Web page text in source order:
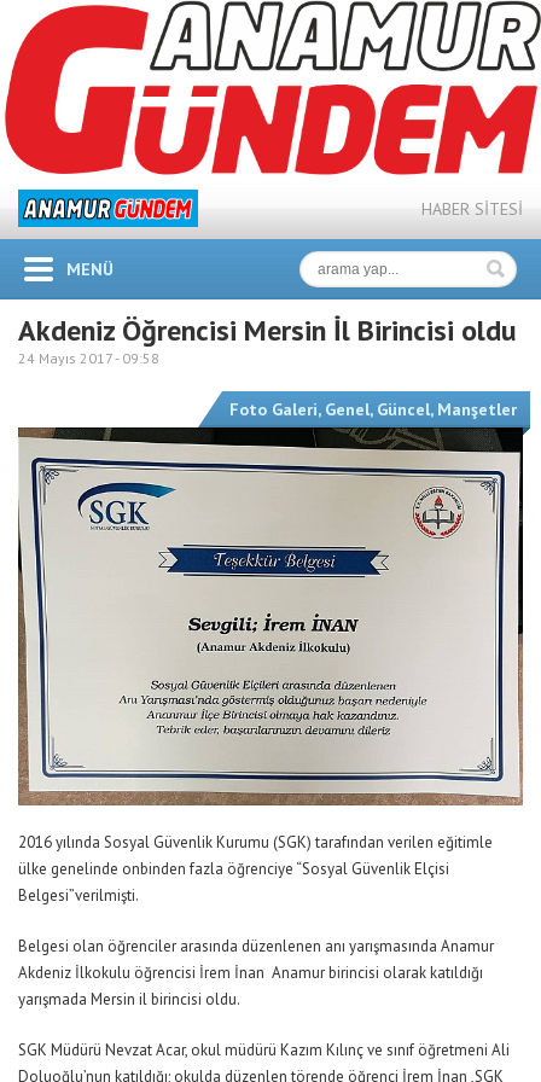
HABER SİTESİ
MENÜ
Akdeniz Öğrencisi Mersin İl Birincisi oldu
24 Mayıs 2017 - 09:58
Foto Galeri, Genel, Güncel, Manşetler
2016 yılında Sosyal Güvenlik Kurumu (SGK) tarafından verilen eğitimle
ülke genelinde onbinden fazla öğrenciye “Sosyal Güvenlik Elçisi
Belgesi”verilmişti.
Belgesi olan öğrenciler arasında düzenlenen anı yarışmasında Anamur
Akdeniz İlkokulu öğrencisi İrem İnan Anamur birincisi olarak katıldığı
yarışmada Mersin il birincisi oldu.
SGK Müdürü Nevzat Acar, okul müdürü Kazım Kılınç ve sınıf öğretmeni Ali
Doluoğlu’nun katıldığı; okulda düzenlen törende öğrenci İrem İnan ,SGK